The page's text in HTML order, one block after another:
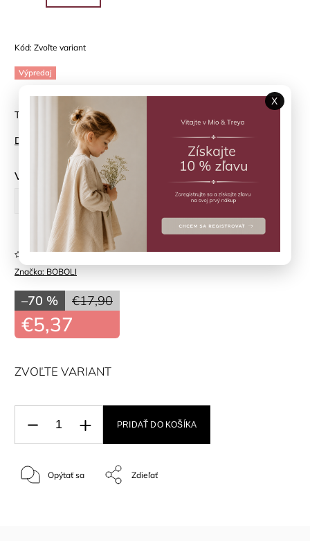
Kód: Zvoľte variant
Výpredaj
Tmavošedé jemne vrúbkované tielko s nápisom BOBOLI
Detailné informácie
Veľkosť
128 cm
140 cm
Značka: BOBOLI
Neohodnotené
€17,90
–70 %
€5,37
ZVOĽTE VARIANT
PRIDAŤ DO KOŠÍKA
Opýtať sa Zdieľať
X